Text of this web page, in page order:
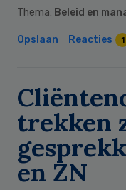
Thema: Beleid en
Opslaan Reacties 1
trekken
en ZN